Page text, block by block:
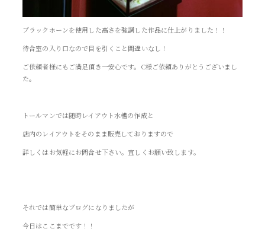
ブラックホーンを使用した高さを強調した作品に仕上がりました！！
待合室の入り口なので目を引くこと間違いなし！
ご依頼者様にもご満足頂き一安心です。C様ご依頼ありがとうございまし
た。
トールマンでは随時レイアウト水槽の作成と
店内のレイアウトをそのまま販売しておりますので
詳しくはお気軽にお問合せ下さい。宜しくお願い致します。
それでは簡単なブログになりましたが
今日はここまでです！！